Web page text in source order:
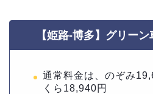
【姫路-博多】グリー
通常料金は、のぞみ
くら18,940円